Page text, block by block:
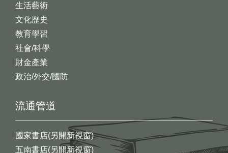
生活藝術
文化歷史
教育學習
社會/科學
財金產業
政治/外交/國防
流通管道
國家書店(另開新視窗)
五南書店(另開新視窗)